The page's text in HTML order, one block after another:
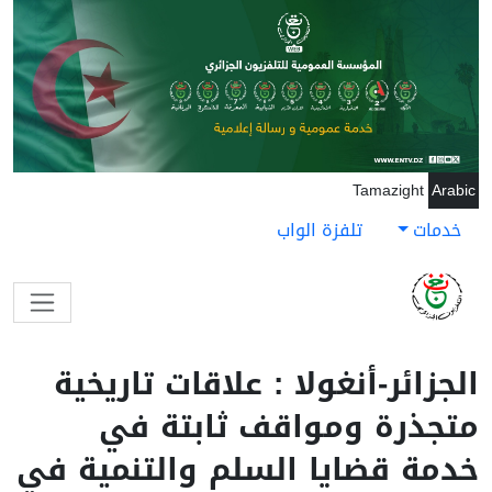
تجاوز إلى المحتوى الرئيسي
Arabic
Tamazight
خدمات تلفزة الواب
الجزائر-أنغولا : علاقات تاريخية
متجذرة ومواقف ثابتة في
خدمة قضايا السلم والتنمية في